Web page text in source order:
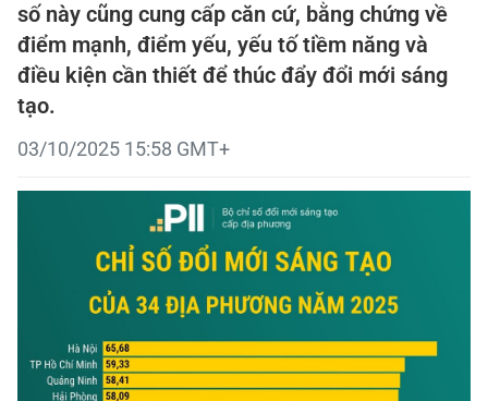
số này cũng cung cấp căn cứ, bằng chứng về
điểm mạnh, điểm yếu, yếu tố tiềm năng và
điều kiện cần thiết để thúc đẩy đổi mới sáng
tạo.
03/10/2025 15:58 GMT+